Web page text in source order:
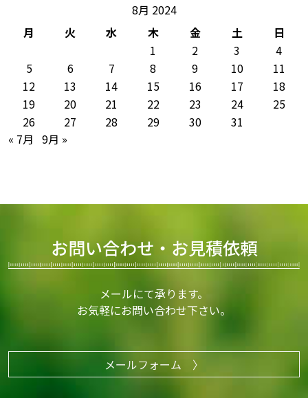
8月 2024
月
火 水 木 金 土
日
1
2 3
4
5
6 7 8 9 10
11
12
13 14 15 16 17
18
19
20 21 22 23 24
25
26
27 28 29 30
31
« 7月 9月 »
お問い合わせ・お見積依頼
メールにて承ります。
お気軽にお問い合わせ下さい。
メールフォーム 〉